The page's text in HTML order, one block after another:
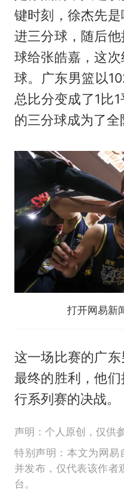
键时刻，徐杰先
进三分球，随后
球给张皓嘉，这
球。广东男篮以
总比分变成了1比
的三分球成为了全
打开网易新
这一场比赛的广
最终的胜利，他
行系列赛的决战。
声明：个人原创，仅供
特别声明：本文为网易
并发布，仅代表该作者
台。